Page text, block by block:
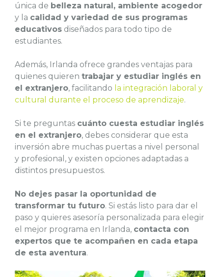
única de belleza natural, ambiente acogedor
y la calidad y variedad de sus programas
educativos diseñados para todo tipo de
estudiantes.
Además, Irlanda ofrece grandes ventajas para
quienes quieren trabajar y estudiar inglés en
el extranjero, facilitando la integración laboral y
cultural durante el proceso de aprendizaje.
Si te preguntas cuánto cuesta estudiar inglés
en el extranjero, debes considerar que esta
inversión abre muchas puertas a nivel personal
y profesional, y existen opciones adaptadas a
distintos presupuestos.
No dejes pasar la oportunidad de
transformar tu futuro. Si estás listo para dar el
paso y quieres asesoría personalizada para elegir
el mejor programa en Irlanda, contacta con
expertos que te acompañen en cada etapa
de esta aventura.